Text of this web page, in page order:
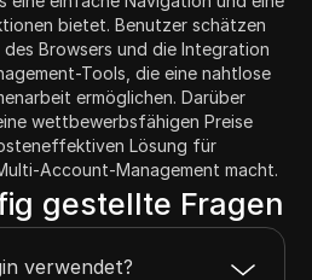
bietet. Benutzer schätzen
Browsers und die Integration
Tools, die eine nahtlose
ermöglichen. Darüber
wettbewerbsfähigen Preise
Lösung für
Account-Management macht.
gestellte Fragen
verwendet?